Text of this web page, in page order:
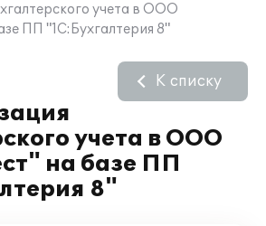
учета в ООО
ПП "1С:Бухгалтерия 8"
учета в ООО
на базе ПП
8"
К списку